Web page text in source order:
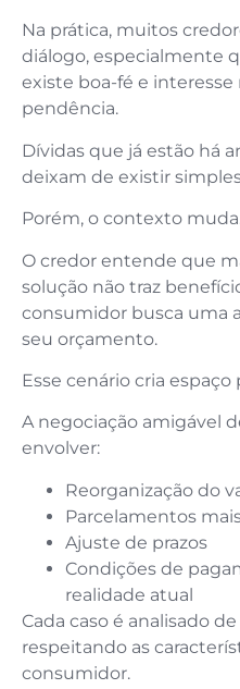
Na prática, muitos
diálogo, especialmente
existe boa-fé e interesse
pendência.
Dívidas que já estão há
deixam de existir
Porém, o contexto
O credor entende que
solução não traz
consumidor busca uma
seu orçamento.
Esse cenário cria espaço
A negociação amigável
envolver:
Reorganização do
Parcelamentos
Ajuste de prazos
Condições de
realidade atual
Cada caso é analisado
respeitando as
consumidor.